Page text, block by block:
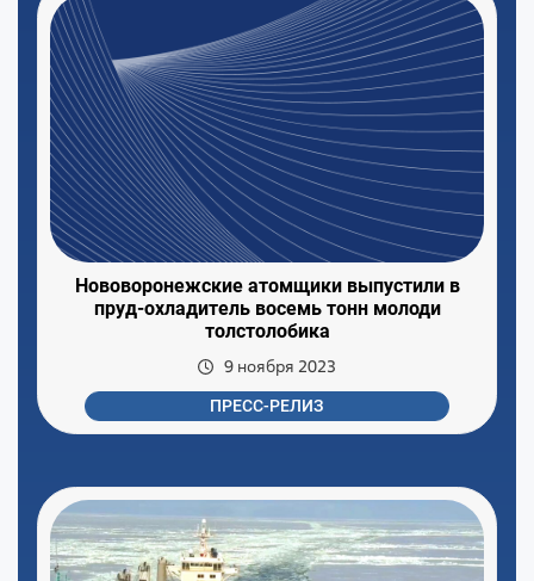
Нововоронежские атомщики выпустили в
пруд-охладитель восемь тонн молоди
толстолобика
9 ноября 2023
ПРЕСС-РЕЛИЗ